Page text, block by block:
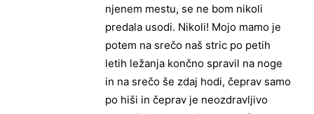
njenem mestu, se ne bom nikoli
predala usodi. Nikoli! Mojo mamo je
potem na srečo naš stric po petih
letih ležanja končno spravil na noge
in na srečo še zdaj hodi, čeprav samo
po hiši in čeprav je neozdravljivo